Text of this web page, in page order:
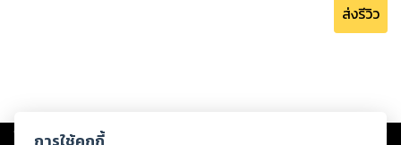
ส่งรีวิว
Copyright © 2026